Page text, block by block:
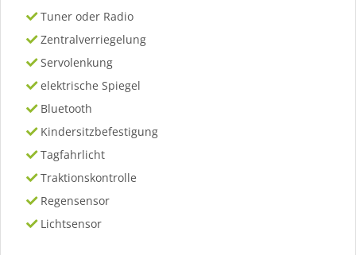
Tuner oder Radio
Zentralverriegelung
Servolenkung
elektrische Spiegel
Bluetooth
Kindersitzbefestigung
Tagfahrlicht
Traktionskontrolle
Regensensor
Lichtsensor